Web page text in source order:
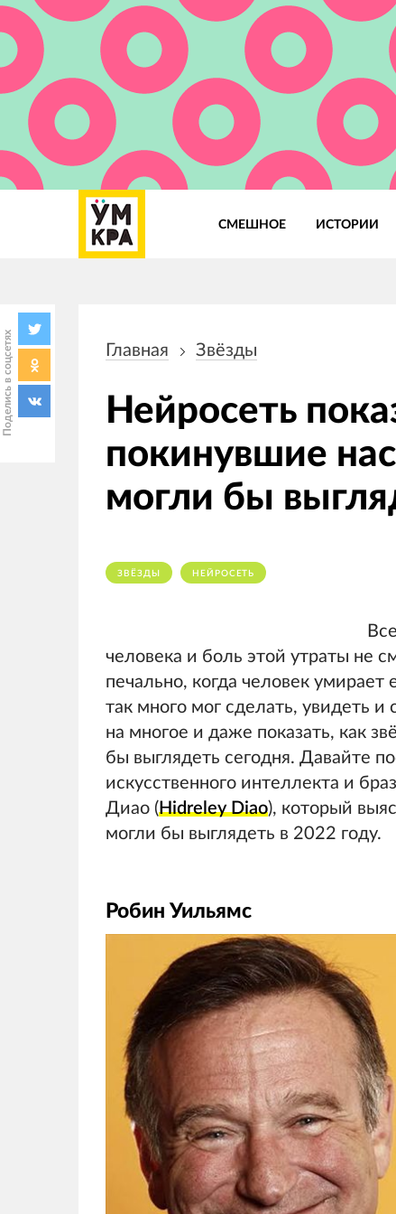
СМЕШНОЕ ИСТОРИИ
Поделись в соцсетях навигации
Главная Звёзды
Нейросеть
покинувшие
могли бы
ЗВЁЗДЫ НЕЙРОСЕТЬ
человека и боль этой утраты не
печально, когда человек
так много мог сделать, увидеть
на многое и даже показать, как
бы выглядеть сегодня. Давайте
искусственного интеллекта и
Диао (Hidreley Diao), который
могли бы выглядеть в 2022 году.
Робин Уильямс